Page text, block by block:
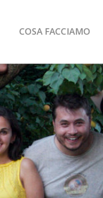
COSA FACCIAMO